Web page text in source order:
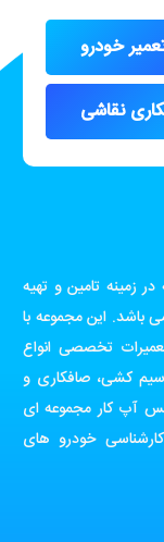
خودرو
نقاشی
زمینه تامین و تهیه
باشد. این مجموعه با
تخصصی انواع
سیم کشی، صافکاری و
آپ کار مجموعه ای
خودرو های